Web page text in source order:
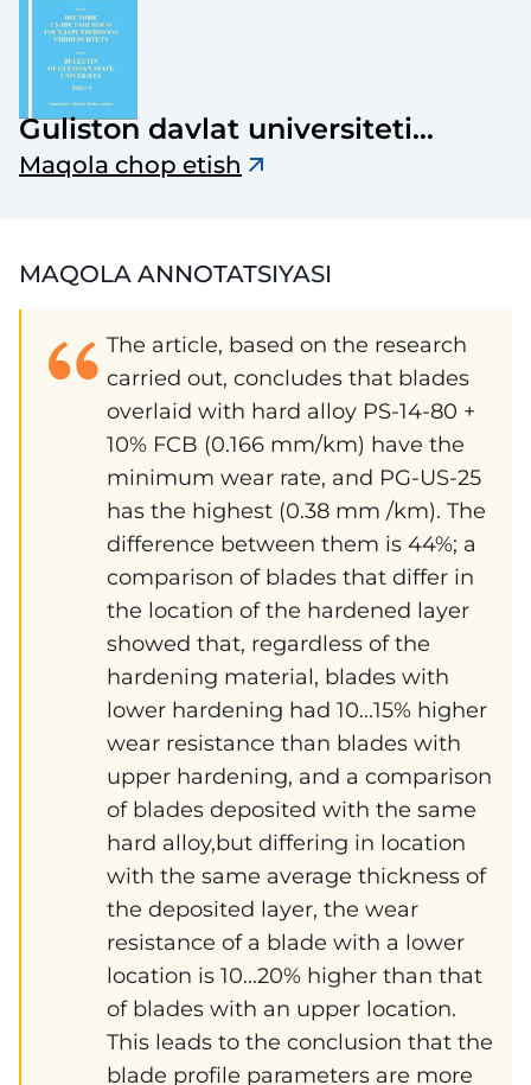
Guliston davlat universiteti
axborotnomasi
Maqola chop etish
MAQOLA ANNOTATSIYASI
The article, based on the research
carried out, concludes that blades
overlaid with hard alloy PS-14-80 +
10% FCB (0.166 mm/km) have the
minimum wear rate, and PG-US-25
has the highest (0.38 mm /km). The
difference between them is 44%; a
comparison of blades that differ in
the location of the hardened layer
showed that, regardless of the
hardening material, blades with
lower hardening had 10...15% higher
wear resistance than blades with
upper hardening, and a comparison
of blades deposited with the same
hard alloy,but differing in location
with the same average thickness of
the deposited layer, the wear
resistance of a blade with a lower
location is 10...20% higher than that
of blades with an upper location.
This leads to the conclusion that the
blade profile parameters are more